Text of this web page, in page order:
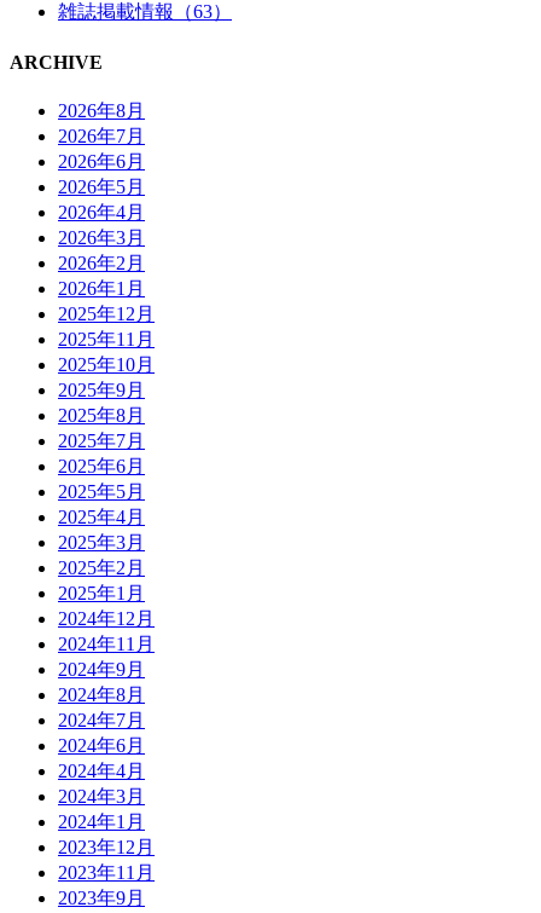
雑誌掲載情報（63）
ARCHIVE
2026年8月
2026年7月
2026年6月
2026年5月
2026年4月
2026年3月
2026年2月
2026年1月
2025年12月
2025年11月
2025年10月
2025年9月
2025年8月
2025年7月
2025年6月
2025年5月
2025年4月
2025年3月
2025年2月
2025年1月
2024年12月
2024年11月
2024年9月
2024年8月
2024年7月
2024年6月
2024年4月
2024年3月
2024年1月
2023年12月
2023年11月
2023年9月